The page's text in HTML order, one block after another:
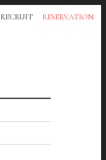
RECRUIT RESERVATION